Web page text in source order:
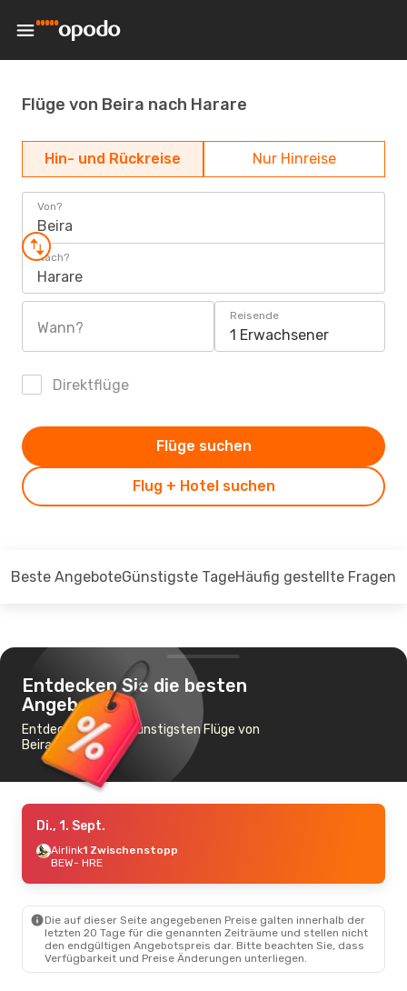
Flüge von Beira nach Harare
Hin- und Rückreise Nur Hinreise
Von?
Beira
Nach?
Harare
Wann?
Reisende
1 Erwachsener
Direktflüge
Flug + Hotel suchen
Flüge suchen
Beste AngeboteGünstigste TageHäufig gestellte Fragen
Entdecken Sie die besten
Angebote
Entdecken Sie die günstigsten Flüge von
Beira nach Harare
Di., 1. Sept.
Airlink1 Zwischenstopp
BEW- HRE
Die auf dieser Seite angegebenen Preise galten innerhalb der
letzten 20 Tage für die genannten Zeiträume und stellen nicht
den endgültigen Angebotspreis dar. Bitte beachten Sie, dass
Verfügbarkeit und Preise Änderungen unterliegen.